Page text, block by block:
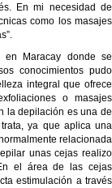
En mi necesidad de
como los masajes
en Maracay donde se
conocimientos pudo
integral que ofrece
o masajes
la depilación es una de
ya que aplica una
relacionada
unas cejas realizo
el área de las cejas
estimulación a través